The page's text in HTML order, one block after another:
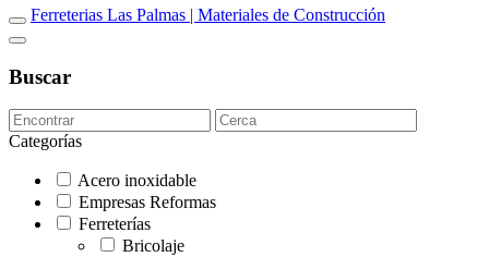
Ferreterias Las Palmas | Materiales de Construcción
Buscar
Categorías
Acero inoxidable
Empresas Reformas
Ferreterías
Bricolaje